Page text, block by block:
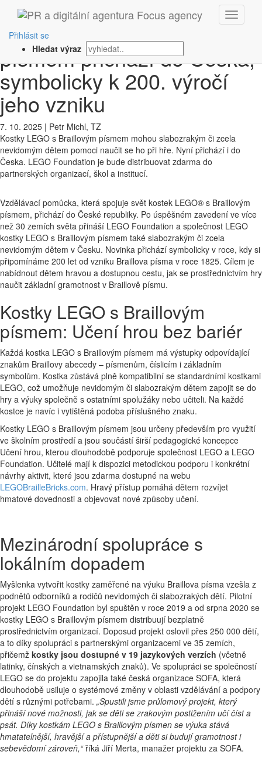
Přihlásit se
Hledat výraz
‹ Zpět
Kostky LEGO® s Braillovým
písmem přichází do Česka,
symbolicky k 200. výročí
jeho vzniku
7. 10. 2025 | Petr Michl, TZ
Kostky LEGO s Braillovým písmem mohou slabozrakým či zcela
nevidomým dětem pomoci naučit se ho při hře. Nyní přichází i do
Česka. LEGO Foundation je bude distribuovat zdarma do
partnerských organizací, škol a institucí.
Vzdělávací pomůcka, která spojuje svět kostek LEGO® s Braillovým
písmem, přichází do České republiky. Po úspěšném zavedení ve více
než 30 zemích světa přináší LEGO Foundation a společnost LEGO
kostky LEGO s Braillovým písmem také slabozrakým či zcela
nevidomým dětem v Česku. Novinka přichází symbolicky v roce, kdy si
připomínáme 200 let od vzniku Braillova písma v roce 1825. Cílem je
nabídnout dětem hravou a dostupnou cestu, jak se prostřednictvím hry
naučit základní gramotnost v Braillově písmu.
Kostky LEGO s Braillovým
písmem: Učení hrou bez bariér
Každá kostka LEGO s Braillovým písmem má výstupky odpovídající
znakům Braillovy abecedy – písmenům, číslicím i základním
symbolům. Kostka zůstává plně kompatibilní se standardními kostkami
LEGO, což umožňuje nevidomým či slabozrakým dětem zapojit se do
hry a výuky společně s ostatními spolužáky nebo učiteli. Na každé
kostce je navíc i vytištěná podoba příslušného znaku.
Kostky LEGO s Braillovým písmem jsou určeny především pro využití
ve školním prostředí a jsou součástí širší pedagogické koncepce
Učení hrou, kterou dlouhodobě podporuje společnost LEGO a LEGO
Foundation. Učitelé mají k dispozici metodickou podporu i konkrétní
návrhy aktivit, které jsou zdarma dostupné na webu
LEGOBrailleBricks.com. Hravý přístup pomáhá dětem rozvíjet
hmatové dovednosti a objevovat nové způsoby učení.
Mezinárodní spolupráce s
lokálním dopadem
Myšlenka vytvořit kostky zaměřené na výuku Braillova písma vzešla z
podnětů odborníků a rodičů nevidomých či slabozrakých dětí. Pilotní
projekt LEGO Foundation byl spuštěn v roce 2019 a od srpna 2020 se
kostky LEGO s Braillovým písmem distribuují bezplatně
prostřednictvím organizací. Doposud projekt oslovil přes 250 000 dětí,
a to díky spolupráci s partnerskými organizacemi ve 35 zemích,
přičemž kostky jsou dostupné v 19 jazykových verzích (včetně
latinky, čínských a vietnamských znaků). Ve spolupráci se společností
LEGO se do projektu zapojila také česká organizace SOFA, která
dlouhodobě usiluje o systémové změny v oblasti vzdělávání a podpory
dětí s různými potřebami. „Spustili jsme průlomový projekt, který
přináší nové možnosti, jak se děti se zrakovým postižením učí číst a
psát. Díky kostkám LEGO s Braillovým písmen se výuka stává
hmatatelnější, hravější a přístupnější a děti si budují gramotnost i
sebevědomí zároveň,“říká Jiří Merta, manažer projektu za SOFA.